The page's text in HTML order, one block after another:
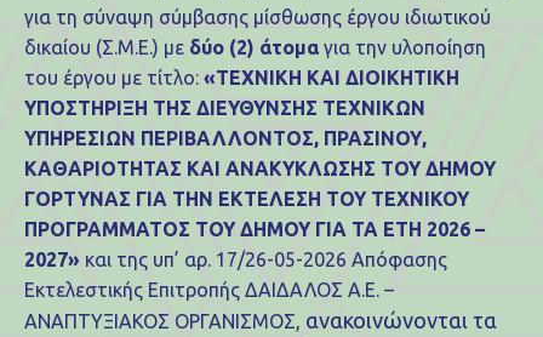
για τη σύναψη σύμβασης μίσθωσης έργου ιδιωτικού
δικαίου (Σ.Μ.Ε.) με δύο (2) άτομα για την υλοποίηση
του έργου με τίτλο: «ΤΕΧΝΙΚΗ ΚΑΙ ΔΙΟΙΚΗΤΙΚΗ
ΥΠΟΣΤΗΡΙΞΗ ΤΗΣ ΔΙΕΥΘΥΝΣΗΣ ΤΕΧΝΙΚΩΝ
ΥΠΗΡΕΣΙΩΝ ΠΕΡΙΒΑΛΛΟΝΤΟΣ, ΠΡΑΣΙΝΟΥ,
ΚΑΘΑΡΙΟΤΗΤΑΣ ΚΑΙ ΑΝΑΚΥΚΛΩΣΗΣ ΤΟΥ ΔΗΜΟΥ
ΓΟΡΤΥΝΑΣ ΓΙΑ ΤΗΝ ΕΚΤΕΛΕΣΗ ΤΟΥ ΤΕΧΝΙΚΟΥ
ΠΡΟΓΡΑΜΜΑΤΟΣ ΤΟΥ ΔΗΜΟΥ ΓΙΑ ΤΑ ΕΤΗ 2026 –
2027» και της υπ’ αρ. 17/26-05-2026 Απόφασης
Εκτελεστικής Επιτροπής ΔΑΙΔΑΛΟΣ Α.Ε. –
ΑΝΑΠΤΥΞΙΑΚΟΣ ΟΡΓΑΝΙΣΜΟΣ, ανακοινώνονται τα